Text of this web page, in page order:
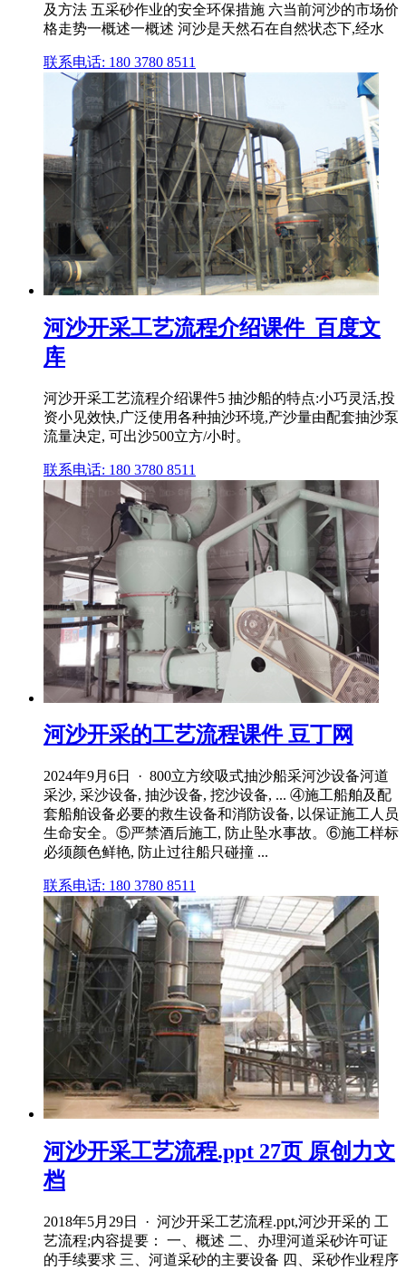
及方法 五采砂作业的安全环保措施 六当前河沙的市场价
格走势一概述一概述 河沙是天然石在自然状态下,经水
联系电话: 180 3780 8511
河沙开采工艺流程介绍课件_百度文
库
河沙开采工艺流程介绍课件5 抽沙船的特点:小巧灵活,投
资小见效快,广泛使用各种抽沙环境,产沙量由配套抽沙泵
流量决定, 可出沙500立方/小时。
联系电话: 180 3780 8511
河沙开采的工艺流程课件 豆丁网
2024年9月6日 · 800立方绞吸式抽沙船采河沙设备河道
采沙, 采沙设备, 抽沙设备, 挖沙设备, ... ④施工船舶及配
套船舶设备必要的救生设备和消防设备, 以保证施工人员
生命安全。⑤严禁酒后施工, 防止坠水事故。⑥施工样标
必须颜色鲜艳, 防止过往船只碰撞 ...
联系电话: 180 3780 8511
河沙开采工艺流程.ppt 27页 原创力文
档
2018年5月29日 · 河沙开采工艺流程.ppt,河沙开采的 工
艺流程;内容提要： 一、概述 二、办理河道采砂许可证
的手续要求 三、河道采砂的主要设备 四、采砂作业程序